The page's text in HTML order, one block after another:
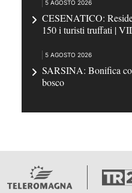
5 AGOSTO 2026
CESENATICO:
150 i turisti truffati |
5 AGOSTO 2026
SARSINA: Bonifica
bosco